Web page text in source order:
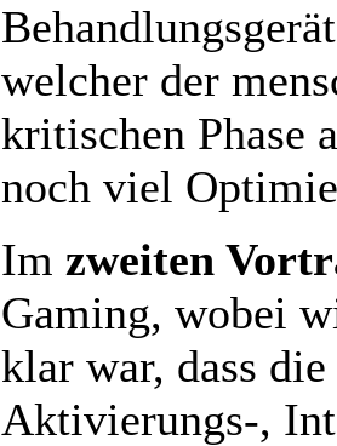
welcher der
kritischen Phase
noch viel
Im zweiten
Gaming, wobei
klar war, dass
Aktivierungs-,